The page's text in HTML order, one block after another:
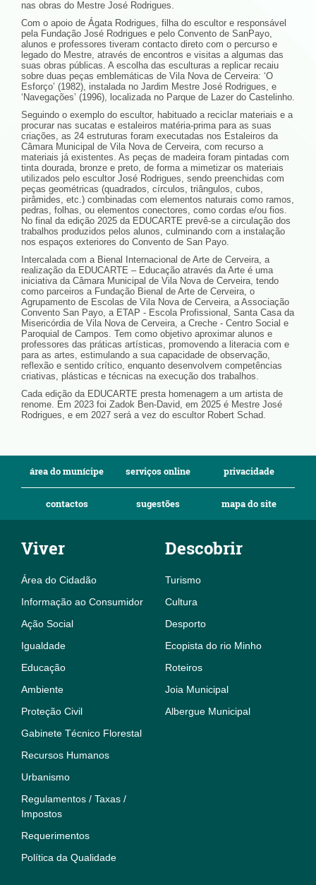
nas obras do Mestre José Rodrigues.
Com o apoio de Ágata Rodrigues, filha do escultor e responsável
pela Fundação José Rodrigues e pelo Convento de SanPayo,
alunos e professores tiveram contacto direto com o percurso e
legado do Mestre, através de encontros e visitas a algumas das
suas obras públicas. A escolha das esculturas a replicar recaiu
sobre duas peças emblemáticas de Vila Nova de Cerveira: ‘O
Esforço’ (1982), instalada no Jardim Mestre José Rodrigues, e
‘Navegações’ (1996), localizada no Parque de Lazer do Castelinho.
Seguindo o exemplo do escultor, habituado a reciclar materiais e a
procurar nas sucatas e estaleiros matéria-prima para as suas
criações, as 24 estruturas foram executadas nos Estaleiros da
Câmara Municipal de Vila Nova de Cerveira, com recurso a
materiais já existentes. As peças de madeira foram pintadas com
tinta dourada, bronze e preto, de forma a mimetizar os materiais
utilizados pelo escultor José Rodrigues, sendo preenchidas com
peças geométricas (quadrados, círculos, triângulos, cubos,
pirâmides, etc.) combinadas com elementos naturais como ramos,
pedras, folhas, ou elementos conectores, como cordas e/ou fios.
No final da edição 2025 da EDUCARTE prevê-se a circulação dos
trabalhos produzidos pelos alunos, culminando com a instalação
nos espaços exteriores do Convento de San Payo.
Intercalada com a Bienal Internacional de Arte de Cerveira, a
realização da EDUCARTE – Educação através da Arte é uma
iniciativa da Câmara Municipal de Vila Nova de Cerveira, tendo
como parceiros a Fundação Bienal de Arte de Cerveira, o
Agrupamento de Escolas de Vila Nova de Cerveira, a Associação
Convento San Payo, a ETAP - Escola Profissional, Santa Casa da
Misericórdia de Vila Nova de Cerveira, a Creche - Centro Social e
Paroquial de Campos. Tem como objetivo aproximar alunos e
professores das práticas artísticas, promovendo a literacia com e
para as artes, estimulando a sua capacidade de observação,
reflexão e sentido crítico, enquanto desenvolvem competências
criativas, plásticas e técnicas na execução dos trabalhos.
Cada edição da EDUCARTE presta homenagem a um artista de
renome. Em 2023 foi Zadok Ben-David, em 2025 é Mestre José
Rodrigues, e em 2027 será a vez do escultor Robert Schad.
área do munícipe serviços online privacidade
contactos sugestões mapa do site
Viver
Área do Cidadão
Informação ao Consumidor
Ação Social
Igualdade
Educação
Ambiente
Proteção Civil
Gabinete Técnico Florestal
Recursos Humanos
Urbanismo
Regulamentos / Taxas /
Impostos
Requerimentos
Política da Qualidade
Descobrir
Turismo
Cultura
Desporto
Ecopista do rio Minho
Roteiros
Joia Municipal
Albergue Municipal